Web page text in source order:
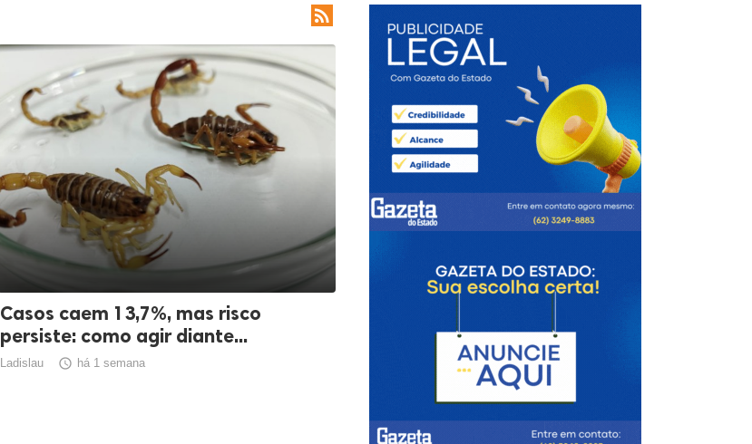

Casos caem 13,7%, mas risco
persiste: como agir diante...
Ladislau  há 1 semana